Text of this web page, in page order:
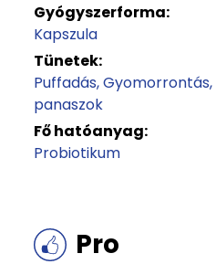
Gyógyszerforma:
Kapszula
Tünetek:
Puffadás Gyomorrontás
panaszok
Fő hatóanyag:
Probiotikum
Pro